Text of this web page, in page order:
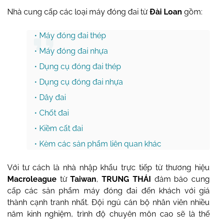
Nhà cung cấp các loại máy đóng đai từ Đài Loan gồm:
Máy đóng đai thép
Máy đóng đai nhựa
Dụng cụ đóng đai thép
Dụng cụ đóng đai nhựa
Dây đai
Chốt đai
Kiềm cất đai
Kèm các sản phẩm liên quan khác
Với tư cách là nhà nhập khẩu trực tiếp từ thương hiệu
Macroleague từTaiwan,TRUNG THÁI đảm bảo cung
cấp các sản phẩm máy đóng đai đến khách với giá
thành cạnh tranh nhất. Đội ngủ cán bộ nhân viên nhiều
năm kinh nghiệm, trình độ chuyên môn cao sẽ là thế